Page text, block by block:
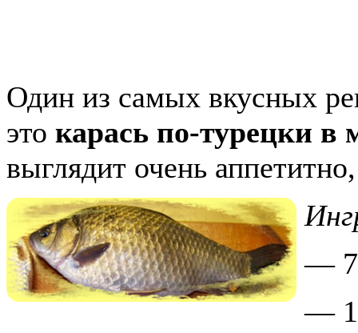
Один из самых вкусных
это карась по-турецки в
выглядит очень
—
—